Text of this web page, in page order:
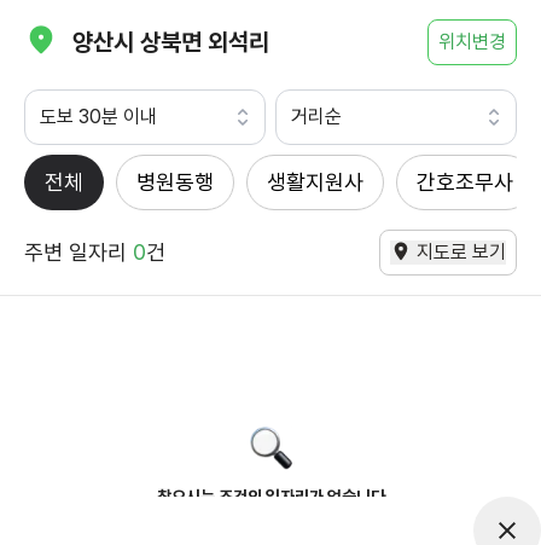
양산시 상북면 외석리 위치변경
도보 30분 이내 거리순
전체 병원동행 생활지원사 간호조무사
주변 일자리 0건 지도로 보기
찾으시는 조건의 일자리가 없습니다